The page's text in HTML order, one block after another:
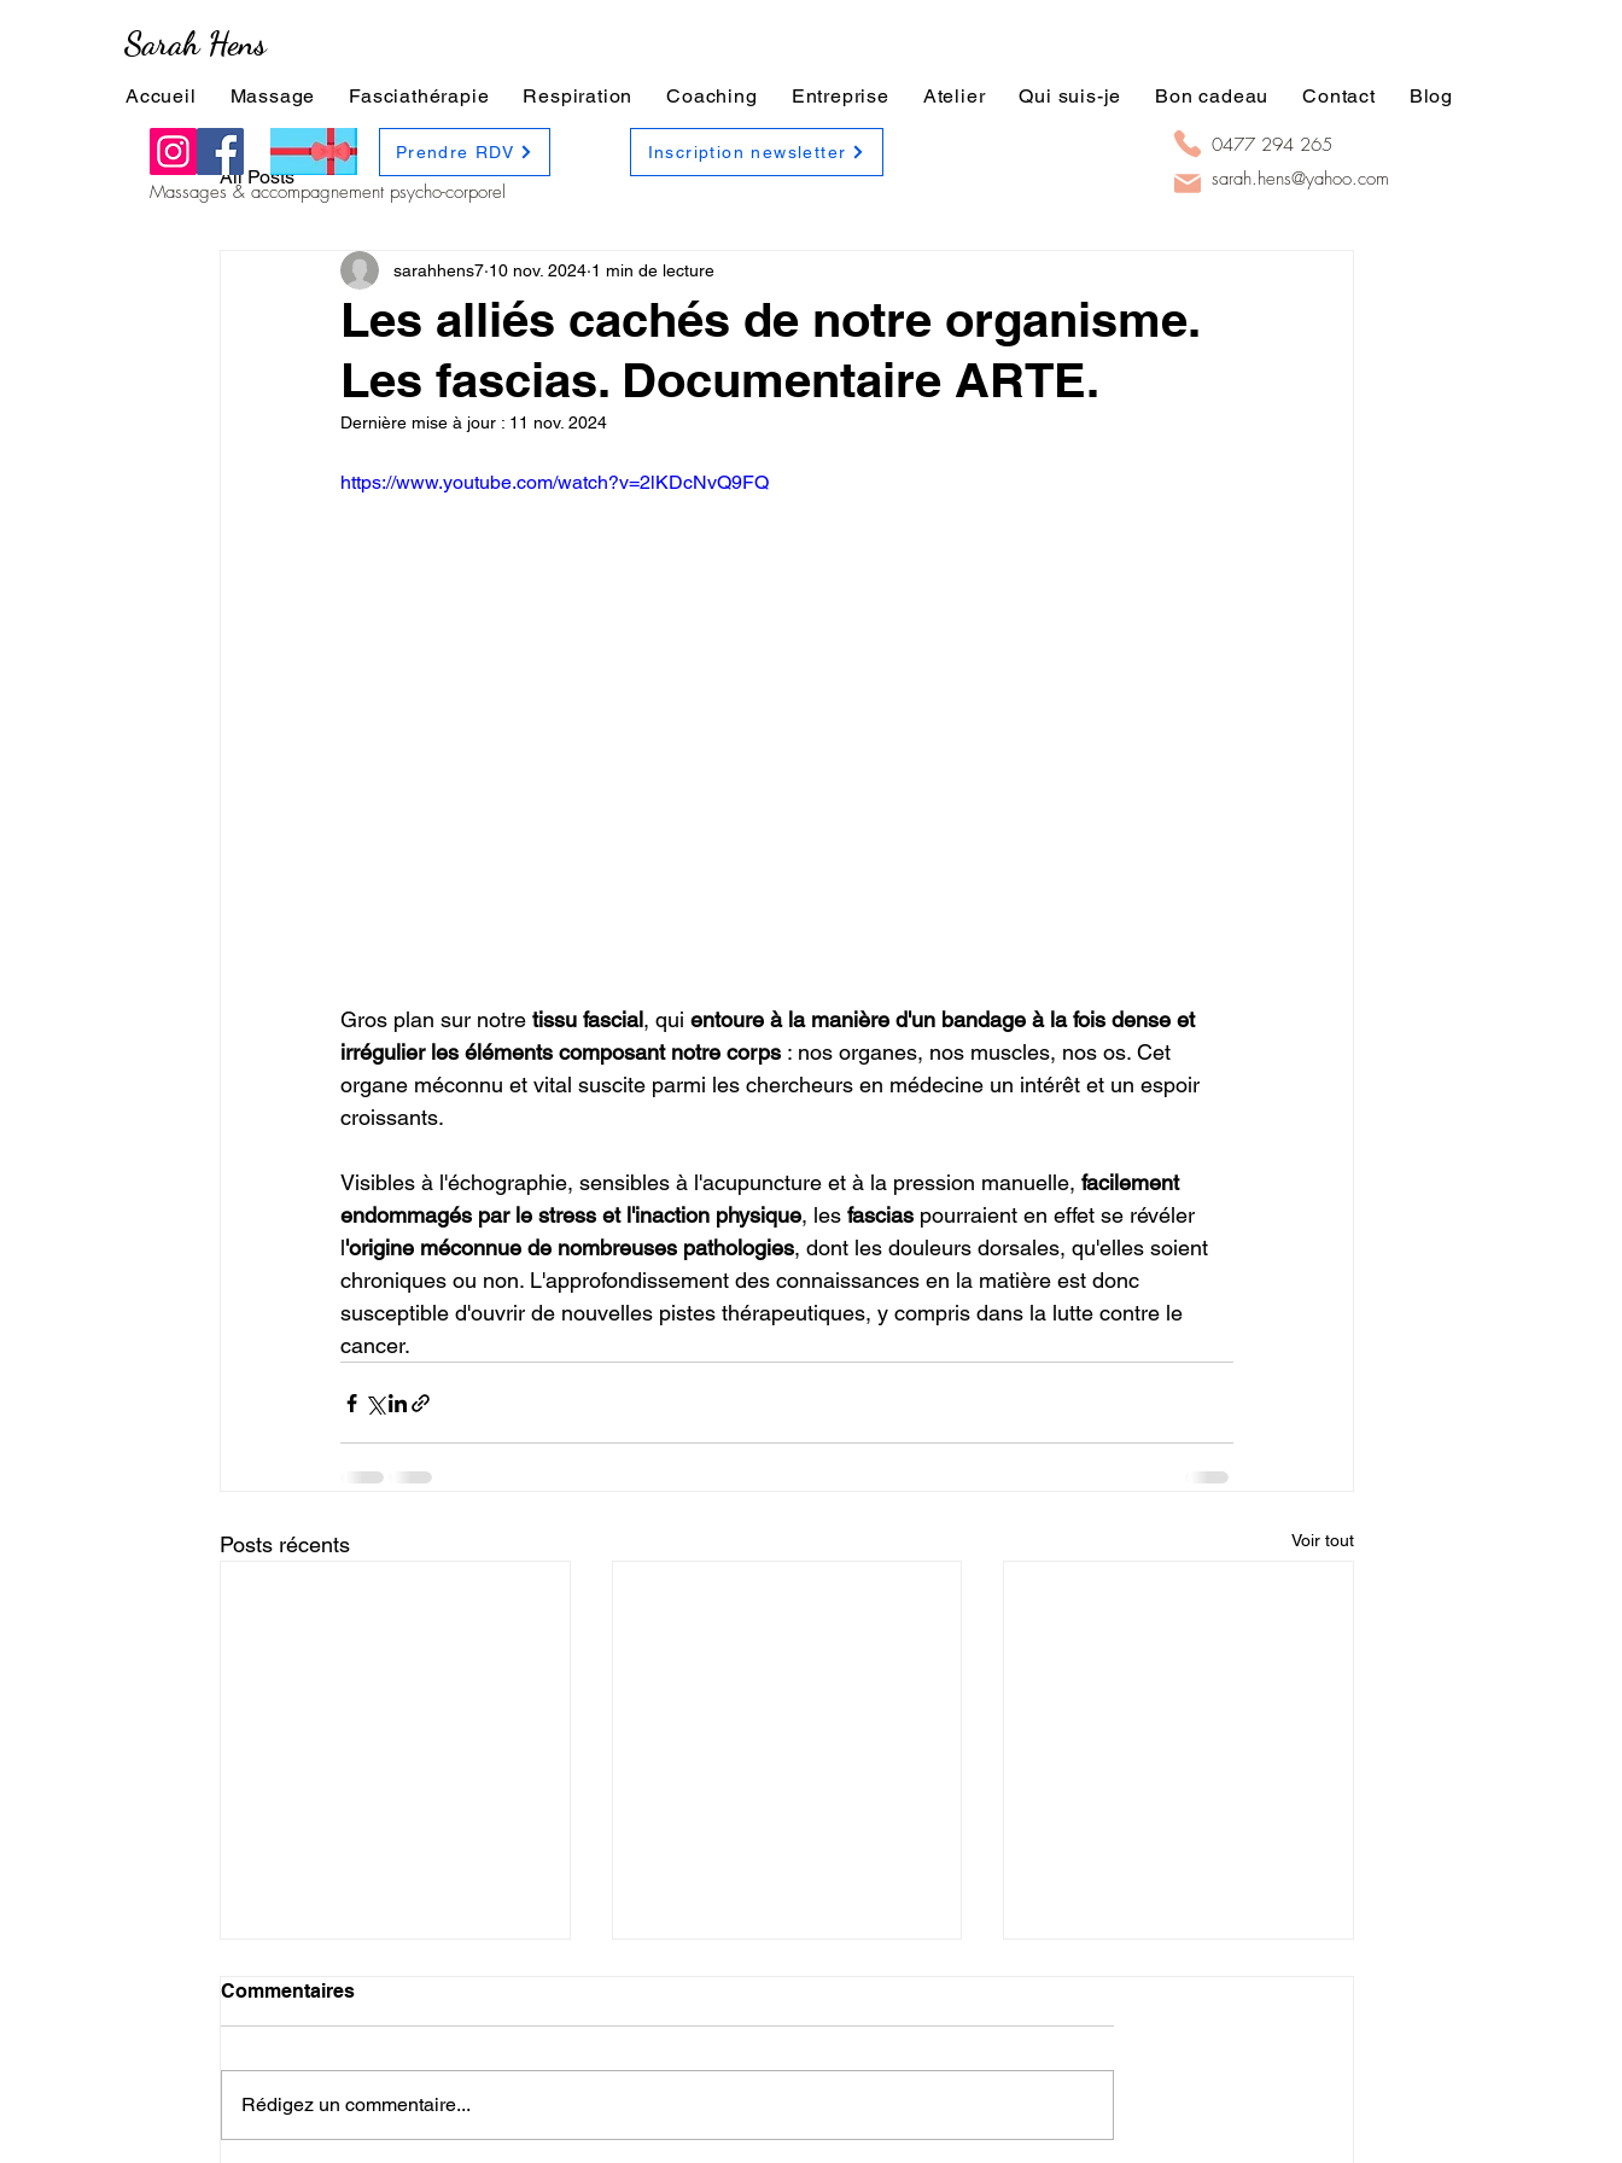
Sarah Hens
Accueil Massage Fasciathérapie Respiration Coaching Entreprise Atelier Qui suis-je Bon cadeau Contact Blog
Prendre RDV Inscription newsletter
Massages & accompagnement psycho-corporel
0477 294 265
sarah.hens@yahoo.com
All Posts
Les alliés cachés de notre organisme.
Les fascias. Documentaire ARTE.
sarahhens7 10 nov. 2024 1 min de lecture
Dernière mise à jour : 11 nov. 2024
https://www.youtube.com/watch?v=2lKDcNvQ9FQ
Gros plan sur notre tissu fascial, qui entoure à la manière d'un bandage à la fois dense et
irrégulier les éléments composant notre corps : nos organes, nos muscles, nos os. Cet
organe méconnu et vital suscite parmi les chercheurs en médecine un intérêt et un espoir
croissants.
Visibles à l'échographie, sensibles à l'acupuncture et à la pression manuelle, facilement
endommagés par le stress et l'inaction physique, les fascias pourraient en effet se révéler
l'origine méconnue de nombreuses pathologies, dont les douleurs dorsales, qu'elles soient
chroniques ou non. L'approfondissement des connaissances en la matière est donc
susceptible d'ouvrir de nouvelles pistes thérapeutiques, y compris dans la lutte contre le
cancer.
Posts récents Voir tout
Commentaires
Rédigez un commentaire...